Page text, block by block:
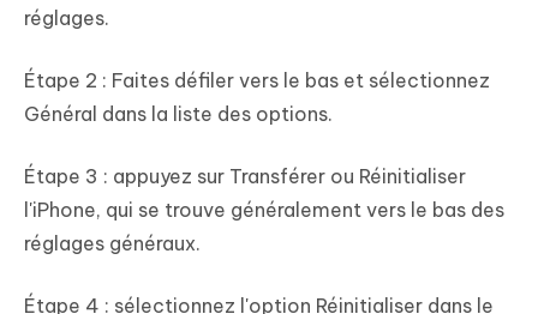
réglages.
Étape 2 : Faites défiler vers le bas et sélectionnez
Général dans la liste des options.
Étape 3 : appuyez sur Transférer ou Réinitialiser
l'iPhone, qui se trouve généralement vers le bas des
réglages généraux.
Étape 4 : sélectionnez l'option Réinitialiser dans le